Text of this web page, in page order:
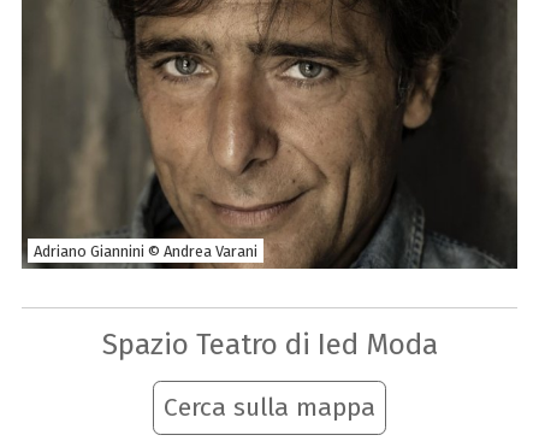
Adriano Giannini © Andrea Varani
Spazio Teatro di Ied Moda
Cerca sulla mappa